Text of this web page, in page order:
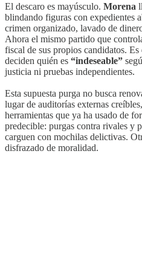
El descaro es mayúsculo. Morena
blindando figuras con expedientes
crimen organizado, lavado de
Ahora el mismo partido que
fiscal de sus propios candidatos.
deciden quién es “indeseable”
justicia ni pruebas independientes.
Esta supuesta purga no busca
lugar de auditorías externas creíbles,
herramientas que ya ha usado de
predecible: purgas contra rivales y
carguen con mochilas delictivas.
disfrazado de moralidad.